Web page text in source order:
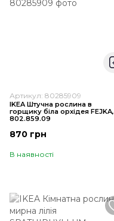
Артикул: 80285909
IKEA Штучна рослина в
горщику біла орхідея FEJKA,
802.859.09
870 грн
В наявності